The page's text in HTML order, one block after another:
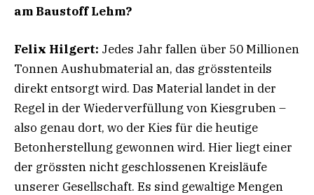
am Baustoff Lehm?
Felix Hilgert: Jedes Jahr fallen über 50 Millionen
Tonnen Aushubmaterial an, das grösstenteils
direkt entsorgt wird. Das Material landet in der
Regel in der Wiederverfüllung von Kiesgruben –
also genau dort, wo der Kies für die heutige
Betonherstellung gewonnen wird. Hier liegt einer
der grössten nicht geschlossenen Kreisläufe
unserer Gesellschaft. Es sind gewaltige Mengen